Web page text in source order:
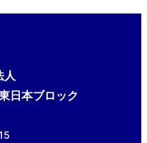
人
日本ブロック